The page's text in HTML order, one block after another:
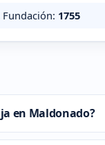
1755
en Maldonado?